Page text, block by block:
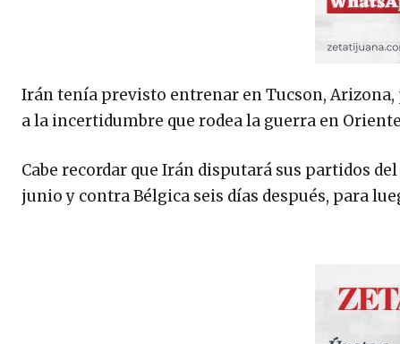
Irán tenía previsto entrenar en Tucson,
a la incertidumbre que rodea la guerra en
Cabe recordar que Irán disputará sus partidos
junio y contra Bélgica seis días después, para